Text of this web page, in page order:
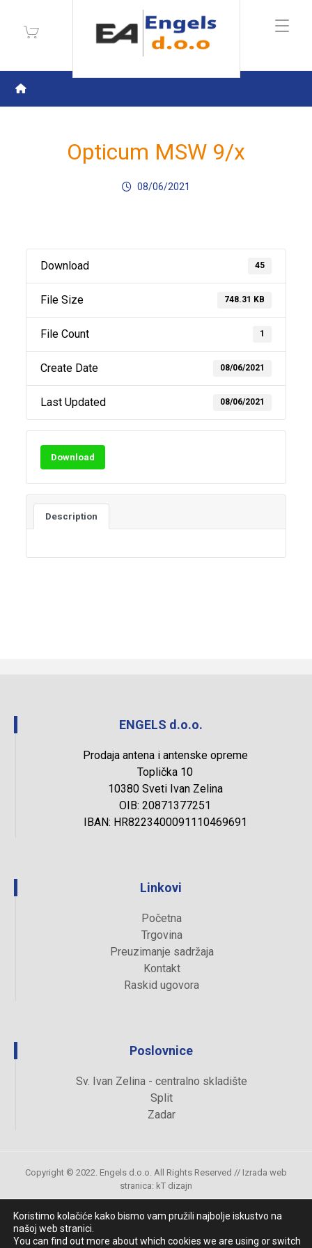
Opticum MSW 9/x
08/06/2021
Download 45
File Size 748.31 KB
File Count 1
Create Date 08/06/2021
Last Updated 08/06/2021
Download
Description
ENGELS d.o.o.
Prodaja antena i antenske opreme
Toplička 10
10380 Sveti Ivan Zelina
OIB: 20871377251
IBAN: HR8223400091110469691
Linkovi
Početna
Trgovina
Preuzimanje sadržaja
Kontakt
Raskid ugovora
Poslovnice
Sv. Ivan Zelina - centralno skladište
Split
Zadar
Copyright © 2022. Engels d.o.o. All Rights Reserved // Izrada web
stranica: kT dizajn
Koristimo kolačiće kako bismo vam pružili najbolje iskustvo na
našoj web stranici.
You can find out more about which cookies we are using or switch